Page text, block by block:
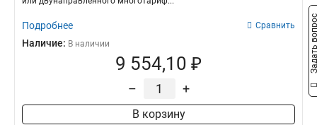
Подробнее Сравнить
Наличие: В наличии
9 554,10 ₽
– +
В корзину